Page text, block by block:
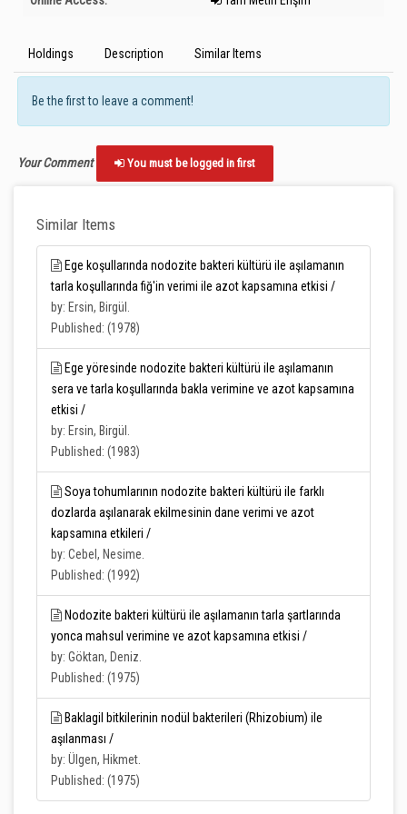
Holdings Description Similar Items
Be the first to leave a comment!
Your Comment You must be logged in first
Similar Items
Ege koşullarında nodozite bakteri kültürü ile aşılamanın
tarla koşullarında fiğ'in verimi ile azot kapsamına etkisi /
by: Ersin, Birgül.
Published: (1978)
Ege yöresinde nodozite bakteri kültürü ile aşılamanın
sera ve tarla koşullarında bakla verimine ve azot kapsamına
etkisi /
by: Ersin, Birgül.
Published: (1983)
Soya tohumlarının nodozite bakteri kültürü ile farklı
dozlarda aşılanarak ekilmesinin dane verimi ve azot
kapsamına etkileri /
by: Cebel, Nesime.
Published: (1992)
Nodozite bakteri kültürü ile aşılamanın tarla şartlarında
yonca mahsul verimine ve azot kapsamına etkisi /
by: Göktan, Deniz.
Published: (1975)
Baklagil bitkilerinin nodül bakterileri (Rhizobium) ile
aşılanması /
by: Ülgen, Hikmet.
Published: (1975)